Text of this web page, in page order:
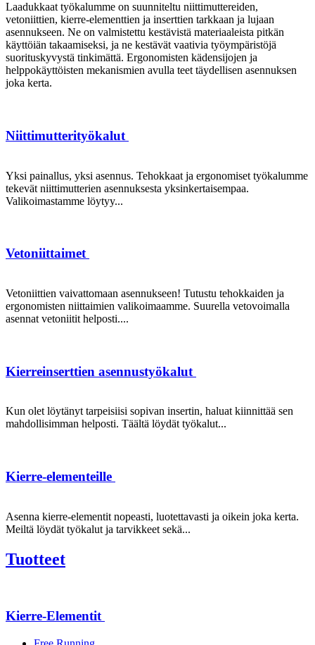
Laadukkaat työkalumme on suunniteltu niittimuttereiden,
vetoniittien, kierre-elementtien ja inserttien tarkkaan ja lujaan
asennukseen. Ne on valmistettu kestävistä materiaaleista pitkän
käyttöiän takaamiseksi, ja ne kestävät vaativia työympäristöjä
suorituskyvystä tinkimättä. Ergonomisten kädensijojen ja
helppokäyttöisten mekanismien avulla teet täydellisen asennuksen
joka kerta.
Niittimutterityökalut
Yksi painallus, yksi asennus. Tehokkaat ja ergonomiset työkalumme
tekevät niittimutterien asennuksesta yksinkertaisempaa.
Valikoimastamme löytyy...
Vetoniittaimet
Vetoniittien vaivattomaan asennukseen! Tutustu tehokkaiden ja
ergonomisten niittaimien valikoimaamme. Suurella vetovoimalla
asennat vetoniitit helposti....
Kierreinserttien asennustyökalut
Kun olet löytänyt tarpeisiisi sopivan insertin, haluat kiinnittää sen
mahdollisimman helposti. Täältä löydät työkalut...
Kierre-elementeille
Asenna kierre-elementit nopeasti, luotettavasti ja oikein joka kerta.
Meiltä löydät työkalut ja tarvikkeet sekä...
Tuotteet
Kierre-Elementit